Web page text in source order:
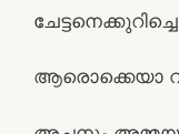
ആരൊക്കെയാ